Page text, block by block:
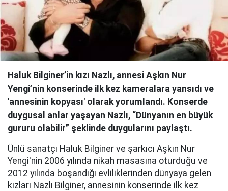
Haluk Bilginer’in kızı Nazlı, annesi Aşkın Nur
Yengi’nin konserinde ilk kez kameralara yansıdı ve
'annesinin kopyası' olarak yorumlandı. Konserde
duygusal anlar yaşayan Nazlı, “Dünyanın en büyük
gururu olabilir” şeklinde duygularını paylaştı.
Ünlü sanatçı Haluk Bilginer ve şarkıcı Aşkın Nur
Yengi'nin 2006 yılında nikah masasına oturduğu ve
2012 yılında boşandığı evliliklerinden dünyaya gelen
kızları Nazlı Bilginer, annesinin konserinde ilk kez